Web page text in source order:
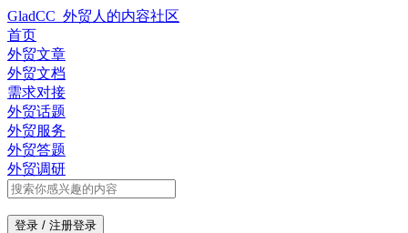
GladCC_外贸人的内容社区
首页
外贸文章
外贸文档
需求对接
外贸话题
外贸服务
外贸答题
外贸调研
登录 / 注册登录